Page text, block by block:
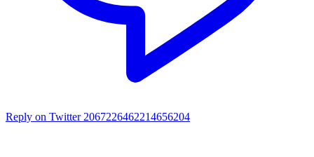
Reply on Twitter 2067226462214656204